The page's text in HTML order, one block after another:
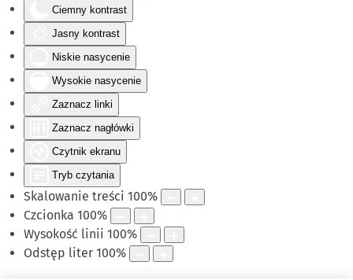
Ciemny kontrast
Jasny kontrast
Niskie nasycenie
Wysokie nasycenie
Zaznacz linki
Zaznacz nagłówki
Czytnik ekranu
Tryb czytania
Skalowanie treści 100%
Czcionka 100%
Wysokość linii 100%
Odstęp liter 100%